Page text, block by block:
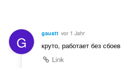
n
e
G gaustt vor 1 Jahr
круто, работает без сбоев
Link